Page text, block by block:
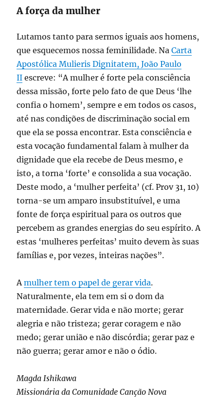
A força da mulher
Lutamos tanto para sermos iguais aos homens,
que esquecemos nossa feminilidade. NaCarta
Apostólica Mulieris Dignitatem, João Paulo
II escreve: “A mulher é forte pela consciência
dessa missão, forte pelo fato de que Deus ‘lhe
confia o homem’, sempre e em todos os casos,
até nas condições de discriminação social em
que ela se possa encontrar. Esta consciência e
esta vocação fundamental falam à mulher da
dignidade que ela recebe de Deus mesmo, e
isto, a torna ‘forte’ e consolida a sua vocação.
Deste modo, a ‘mulher perfeita’ (cf. Prov 31, 10)
torna-se um amparo insubstituível, e uma
fonte de força espiritual para os outros que
percebem as grandes energias do seu espírito. A
estas ‘mulheres perfeitas’ muito devem às suas
famílias e, por vezes, inteiras nações”.
Amulher tem o papel de gerar vida.
Naturalmente, ela tem em si o dom da
maternidade. Gerar vida e não morte; gerar
alegria e não tristeza; gerar coragem e não
medo; gerar união e não discórdia; gerar paz e
não guerra; gerar amor e não o ódio.
Magda Ishikawa
Missionária da Comunidade Canção Nova